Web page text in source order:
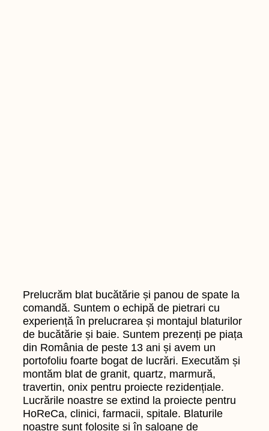
Prelucrăm blat bucătărie și panou de spate la
comandă. Suntem o echipă de pietrari cu
experiență în prelucrarea și montajul blaturilor
de bucătărie și baie. Suntem prezenți pe piața
din România de peste 13 ani și avem un
portofoliu foarte bogat de lucrări. Executăm și
montăm blat de granit, quartz, marmură,
travertin, onix pentru proiecte rezidențiale.
Lucrările noastre se extind la proiecte pentru
HoReCa, clinici, farmacii, spitale. Blaturile
noastre sunt folosite și în saloane de